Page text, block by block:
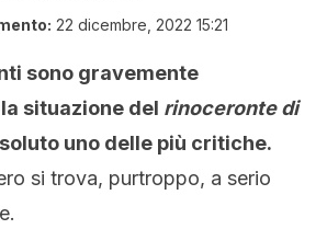
22 dicembre, 2022 15:21
sono gravemente
situazione del rinoceronte di
uno delle più critiche.
si trova, purtroppo, a serio